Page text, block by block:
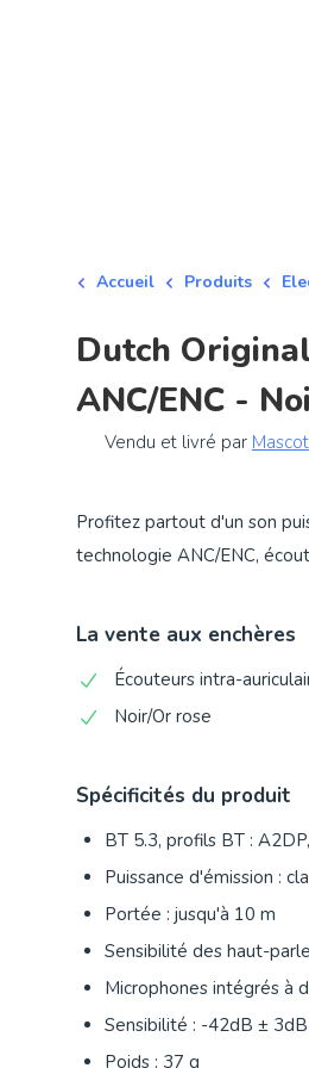
Accueil Produits
Dutch
ANC/ENC -
Vendu et livré par
Profitez partout d'un son
technologie ANC/ENC,
La vente aux enchères
Écouteurs intra-
Noir/Or rose
Spécificités du produit
BT 5.3, profils BT :
Puissance d'émission :
Portée : jusqu'à 10 m
Sensibilité des haut-
Microphones intégrés à
Sensibilité : -42dB ± 3dB
Poids : 37 g